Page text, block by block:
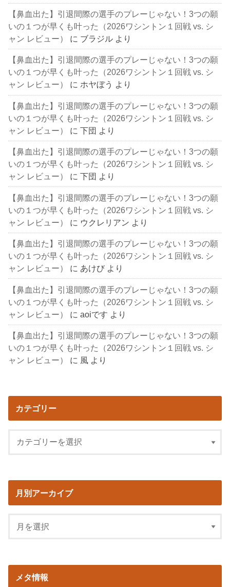
【鼻血出た】引退間際の選手のプレーじゃない！3つの願
いの１つが早くも叶った（2026ワシントン１回戦 vs. シ
ャン レビュー）
に ブラジル より
【鼻血出た】引退間際の選手のプレーじゃない！3つの願
いの１つが早くも叶った（2026ワシントン１回戦 vs. シ
ャン レビュー）
に ホヤぼう より
【鼻血出た】引退間際の選手のプレーじゃない！3つの願
いの１つが早くも叶った（2026ワシントン１回戦 vs. シ
ャン レビュー）
に下団 より
【鼻血出た】引退間際の選手のプレーじゃない！3つの願
いの１つが早くも叶った（2026ワシントン１回戦 vs. シ
ャン レビュー）
に下団 より
【鼻血出た】引退間際の選手のプレーじゃない！3つの願
いの１つが早くも叶った（2026ワシントン１回戦 vs. シ
ャン レビュー）
に ウクレリアン より
【鼻血出た】引退間際の選手のプレーじゃない！3つの願
いの１つが早くも叶った（2026ワシントン１回戦 vs. シ
ャン レビュー）
に あけび より
【鼻血出た】引退間際の選手のプレーじゃない！3つの願
いの１つが早くも叶った（2026ワシントン１回戦 vs. シ
ャン レビュー）
にaoiです より
【鼻血出た】引退間際の選手のプレーじゃない！3つの願
いの１つが早くも叶った（2026ワシントン１回戦 vs. シ
ャン レビュー）
に 風 より
カテゴリー
月別アーカイブ
メタ情報